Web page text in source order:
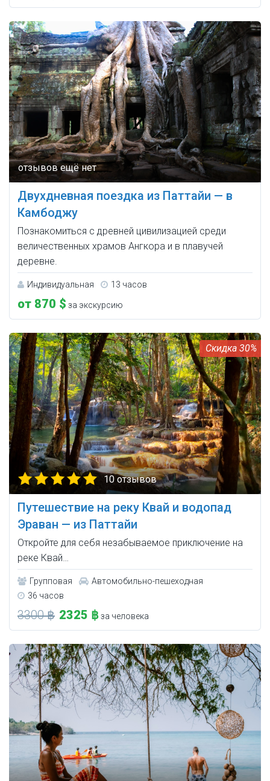
Двухдневная поездка из Паттайи — в
Камбоджу
Познакомиться с древней цивилизацией среди
величественных храмов Ангкора и в плавучей
деревне.
Индивидуальная 13 часов
от 870 $ за экскурсию
30%
10 отзывов
Путешествие на реку Квай и водопад
Эраван — из Паттайи
Откройте для себя незабываемое приключение на
реке Квай…
Групповая
Автомобильно-пешеходная
36 часов
3300 ฿ 2325 ฿за человека